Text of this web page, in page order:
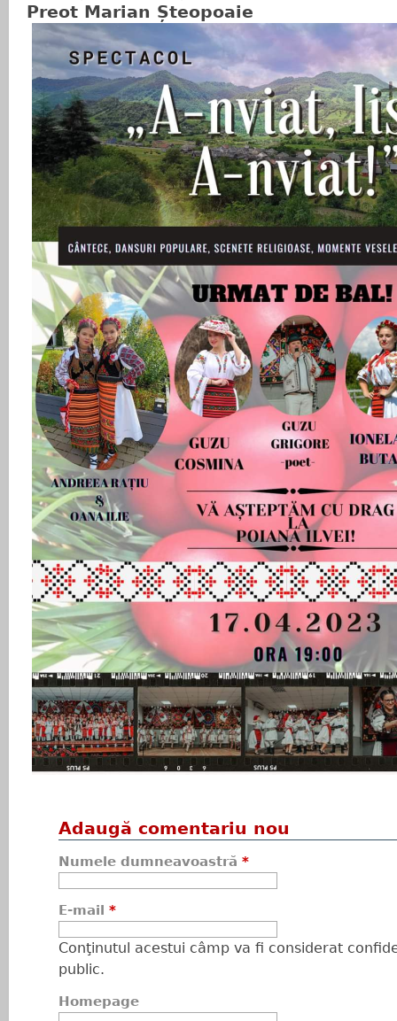
Preot Marian Șteopoaie
Adaugă comentariu nou
Numele dumneavoastră *
E-mail *
Conţinutul acestui câmp va fi considerat
public.
Homepage